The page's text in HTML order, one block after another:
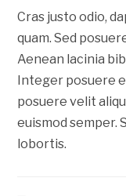
Cras justo odio,
quam. Sed
Aenean lacinia
Integer posuere
posuere velit
euismod semper.
lobortis.